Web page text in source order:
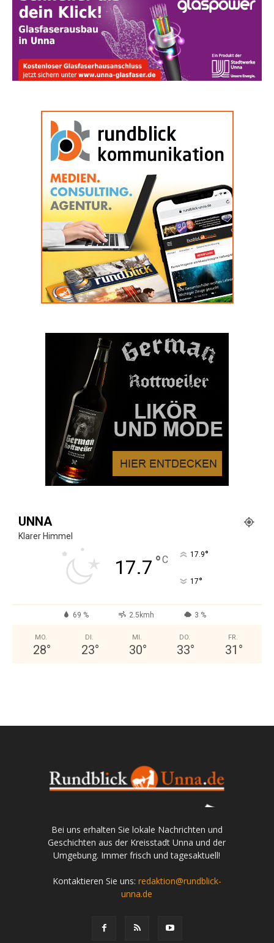
UNNA
Klarer Himmel
17.7 °C 17.9°
17°
69 % 2.5kmh 3 %
MO.
28°
DI.
23°
MI.
30°
DO.
33°
FR.
31 °
Bei uns erhalten Sie lokale Nachrichten und
Geschichten aus der Kreisstadt Unna und der
Umgebung. Immer frisch und tagesaktuell!
Kontaktieren Sie uns: redaktion@rundblick-
unna.de